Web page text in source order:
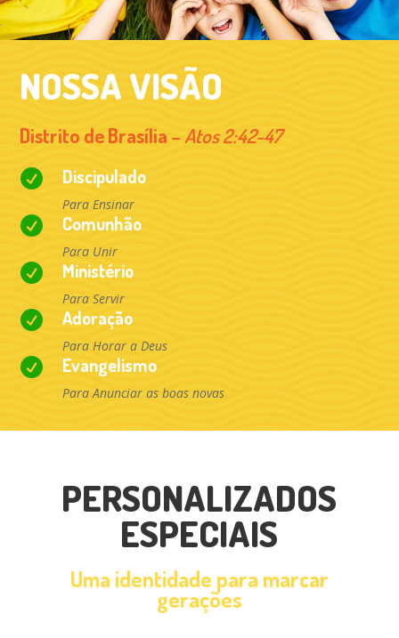
NOSSA VISÃO
Distrito de Brasília –Atos 2:42-47
 Discipulado
Para Ensinar
 Comunhão
Para Unir
 Ministério
Para Servir
 Adoração
Para Horar a Deus
 Evangelismo
Para Anunciar as boas novas
PERSONALIZADOS
ESPECIAIS
Uma identidade para marcar
gerações